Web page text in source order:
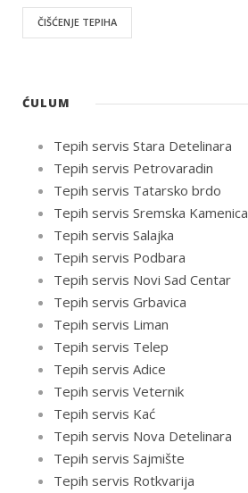
ČIŠĆENJE TEPIHA
ĆULUM
Tepih servis Stara Detelinara
Tepih servis Petrovaradin
Tepih servis Tatarsko brdo
Tepih servis Sremska Kamenica
Tepih servis Salajka
Tepih servis Podbara
Tepih servis Novi Sad Centar
Tepih servis Grbavica
Tepih servis Liman
Tepih servis Telep
Tepih servis Adice
Tepih servis Veternik
Tepih servis Kać
Tepih servis Nova Detelinara
Tepih servis Sajmište
Tepih servis Rotkvarija